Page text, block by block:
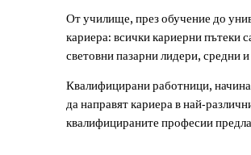
икономическо
развитие
От училище, през обучение до
кариера: всички кариерни пътеки
световни пазарни лидери, средни
Квалифицирани работници,
да направят кариера в най-
квалифицираните професии